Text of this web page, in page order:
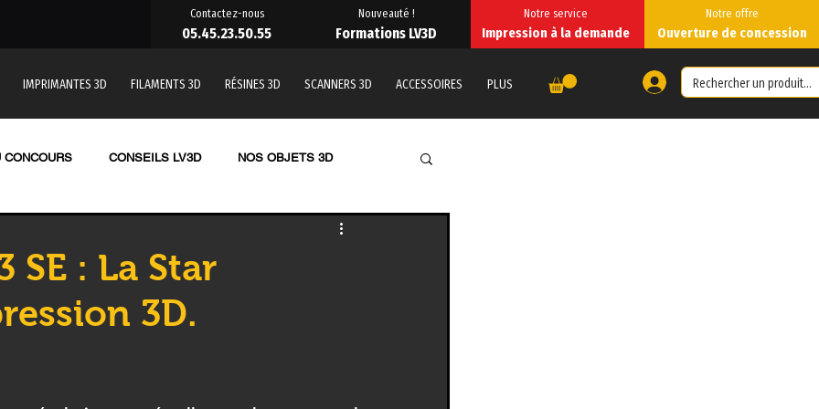
05.45.23.50.55
Contactez-nous
Formations LV3D
Nouveauté !
Impression à la demande
Notre service
Ouverture de concession
Notre offre
IMPRIMANTES 3D FILAMENTS 3D RÉSINES 3D SCANNERS 3D ACCESSOIRES PLUS
CONCOURS CONSEILS LV3D NOS OBJETS 3D
3D RESINE
SCANNER 3D OUTILLAGE
SE : La Star
3D.